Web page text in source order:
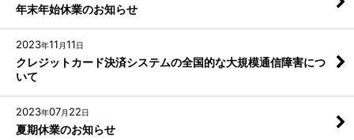
年末年始休業のお知らせ
2023年11 月11日
クレジットカード決済システムの全国的な大規模通信障害につ
いて
2023年07月 22日
夏期休業のお知らせ